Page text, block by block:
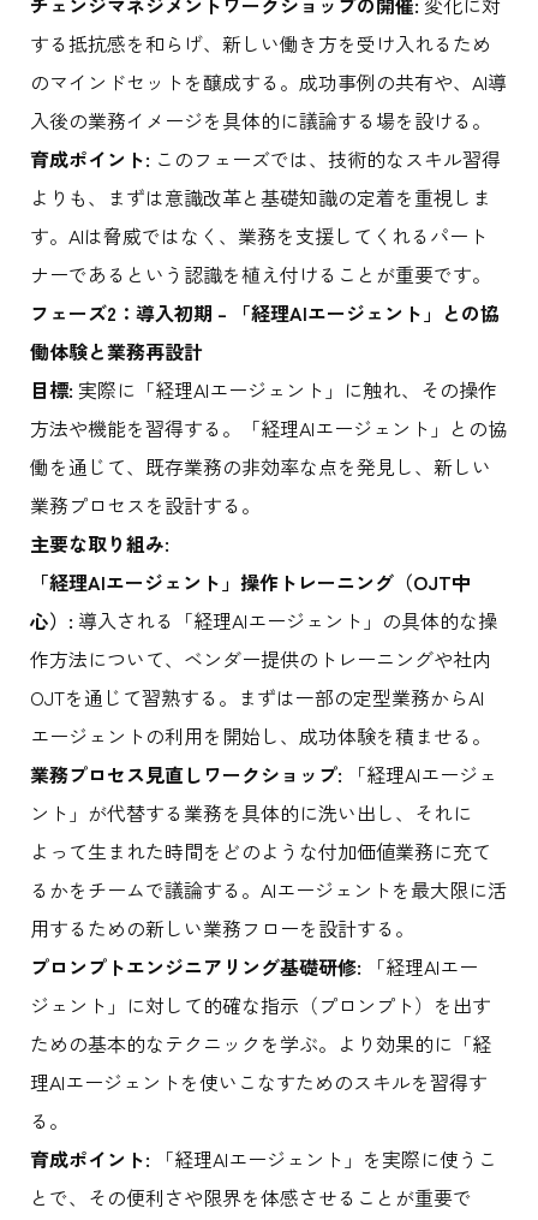
する抵抗感を和らげ、新しい働き方を受け入れるため
のマインドセットを醸成する。成功事例の共有や、AI導
入後の業務イメージを具体的に議論する場を設ける。
育成ポイント: このフェーズでは、技術的なスキル習得
よりも、まずは意識改革と基礎知識の定着を重視しま
す。AIは脅威ではなく、業務を支援してくれるパート
ナーであるという認識を植え付けることが重要です。
フェーズ2：導入初期 – 「経理AIエージェント」との協
働体験と業務再設計
目標: 実際に「経理AIエージェント」に触れ、その操作
方法や機能を習得する。「経理AIエージェント」との協
働を通じて、既存業務の非効率な点を発見し、新しい
業務プロセスを設計する。
主要な取り組み:
「経理AIエージェント」操作トレーニング（OJT中
心）: 導入される「経理AIエージェント」の具体的な操
作方法について、ベンダー提供のトレーニングや社内
OJTを通じて習熟する。まずは一部の定型業務からAI
エージェントの利用を開始し、成功体験を積ませる。
業務プロセス見直しワークショップ: 「経理AIエージェ
ント」が代替する業務を具体的に洗い出し、それに
よって生まれた時間をどのような付加価値業務に充て
るかをチームで議論する。AIエージェントを最大限に活
用するための新しい業務フローを設計する。
プロンプトエンジニアリング基礎研修: 「経理AIエー
ジェント」に対して的確な指示（プロンプト）を出す
ための基本的なテクニックを学ぶ。より効果的に「経
理AIエージェントを使いこなすためのスキルを習得す
る。
育成ポイント: 「経理AIエージェント」を実際に使うこ
とで、その便利さや限界を体感させることが重要で